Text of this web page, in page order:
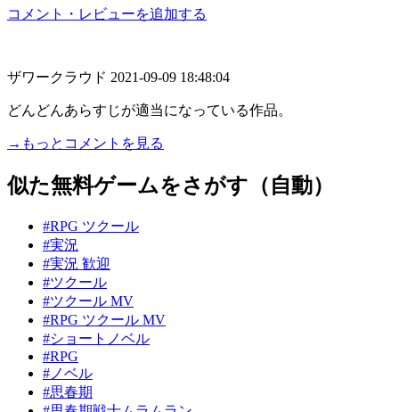
コメント・レビューを追加する
ザワークラウド 2021-09-09 18:48:04
どんどんあらすじが適当になっている作品。
→もっとコメントを見る
似た無料ゲームをさがす（自動）
#RPG ツクール
#実況
#実況 歓迎
#ツクール
#ツクール MV
#RPG ツクール MV
#ショートノベル
#RPG
#ノベル
#思春期